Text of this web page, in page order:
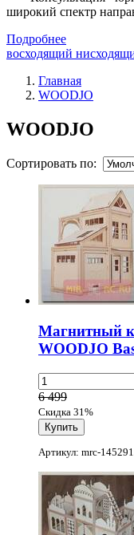
широкий спектр
Подробнее
восходящий
Главная
WOODJO
WOODJO
Сортировать по:
Магнитный
WOODJO
6 499
Скидка 31%
Артикул: mrc-